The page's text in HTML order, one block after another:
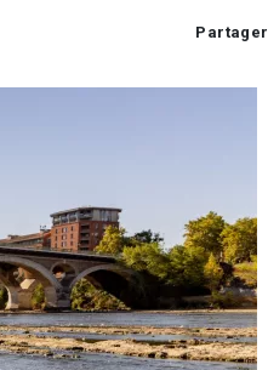
Partager